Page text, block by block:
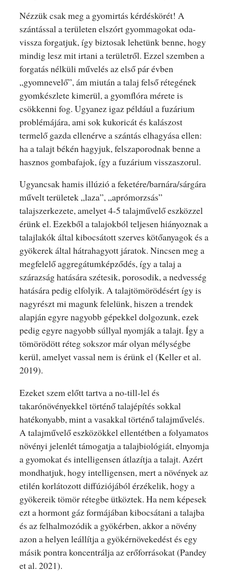
Nézzük csak meg a gyomirtás kérdéskörét! A
szántással a területen elszórt gyommagokat oda-
vissza forgatjuk, így biztosak lehetünk benne, hogy
mindig lesz mit irtani a területről. Ezzel szemben a
forgatás nélküli művelés az első pár évben
„gyomnevelő”, ám miután a talaj felső rétegének
gyomkészlete kimerül, a gyomflóra mérete is
csökkenni fog. Ugyanez igaz például a fuzárium
problémájára, ami sok kukoricát és kalászost
termelő gazda ellenérve a szántás elhagyása ellen:
ha a talajt békén hagyjuk, felszaporodnak benne a
hasznos gombafajok, így a fuzárium visszaszorul.
Ugyancsak hamis illúzió a feketére/barnára/sárgára
művelt területek „laza”, „aprómorzsás”
talajszerkezete, amelyet 4-5 talajművelő eszközzel
érünk el. Ezekből a talajokból teljesen hiányoznak a
talajlakók által kibocsátott szerves kötőanyagok és a
gyökerek által hátrahagyott járatok. Nincsen meg a
megfelelő aggregátumképződés, így a talaj a
szárazság hatására szétesik, porosodik, a nedvesség
hatására pedig elfolyik. A talajtömörödésért így is
nagyrészt mi magunk felelünk, hiszen a trendek
alapján egyre nagyobb gépekkel dolgozunk, ezek
pedig egyre nagyobb súllyal nyomják a talajt. Így a
tömörödött réteg sokszor már olyan mélységbe
kerül, amelyet vassal nem is érünk el (Keller et al.
2019).
Ezeket szem előtt tartva a no-till-lel és
takarónövényekkel történő talajépítés sokkal
hatékonyabb, mint a vasakkal történő talajművelés.
A talajművelő eszközökkel ellentétben a folyamatos
növényi jelenlét támogatja a talajbiológiát, elnyomja
a gyomokat és intelligensen átlazítja a talajt. Azért
mondhatjuk, hogy intelligensen, mert a növények az
etilén korlátozott diffúziójából érzékelik, hogy a
gyökereik tömör rétegbe ütköztek. Ha nem képesek
ezt a hormont gáz formájában kibocsátani a talajba
és az felhalmozódik a gyökérben, akkor a növény
azon a helyen leállítja a gyökérnövekedést és egy
másik pontra koncentrálja az erőforrásokat (Pandey
et al. 2021).